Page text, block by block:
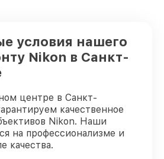
условия нашего
Nikon в Санкт-
центре в Санкт-
качественное
Nikon. Наши
на профессионализме и
качества.